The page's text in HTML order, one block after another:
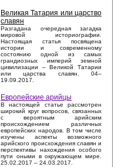
Великая Татария или царство
славян
Разгадана очередная загадка
мировой историографии.
Настоящая статья посвящена
истории и современному
состоянию одной из самых
грандиозных империй земной
цивилизации – Великой Татарии
или царства славян. 04–
19.09.2017.
Европейские арийцы
В настоящей статье рассмотрен
широкий круг вопросов, связанных
с вероятным арийским
происхождением различных
европейских народов. В том числе
изучены аспекты возможного
арийского происхождения славян и
перспективы нахождения особого
пути оными в окружающем мире.
25.02.2017 – 24.03.2017.